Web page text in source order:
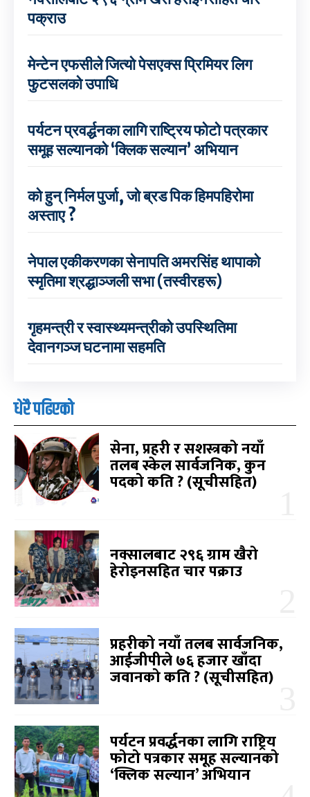
पक्राउ
मेन्टेन एफसीले जित्यो पेसएक्स प्रिमियर लिग
फुटसलको उपाधि
पर्यटन प्रवर्द्धनका लागि राष्ट्रिय फोटो पत्रकार
समूह सल्यानको ‘क्लिक सल्यान’ अभियान
को हुन् निर्मल पुर्जा, जो ब्रड पिक हिमपहिरोमा
अस्ताए ?
नेपाल एकीकरणका सेनापति अमरसिंह थापाको
स्मृतिमा श्रद्धाञ्जली सभा (तस्वीरहरू)
गृहमन्त्री र स्वास्थ्यमन्त्रीको उपस्थितिमा
देवानगञ्ज घटनामा सहमति
धेरै पढिएको
सेना, प्रहरी र सशस्त्रको नयाँ
तलब स्केल सार्वजनिक, कुन
पदको कति ? (सूचीसहित)
नक्सालबाट २९६ ग्राम खैरो
हेरोइनसहित चार पक्राउ
प्रहरीको नयाँ तलब सार्वजनिक,
आईजीपीले ७६ हजार खाँदा
जवानको कति ? (सूचीसहित)
पर्यटन प्रवर्द्धनका लागि राष्ट्रिय
फोटो पत्रकार समूह सल्यानको
‘क्लिक सल्यान’ अभियान